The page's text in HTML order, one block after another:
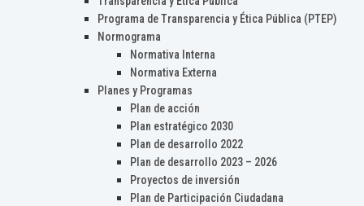
Programa de Transparencia y Ética Pública (PTEP)
Normograma
Normativa Interna
Normativa Externa
Planes y Programas
Plan de acción
Plan estratégico 2030
Plan de desarrollo 2022
Plan de desarrollo 2023 – 2026
Proyectos de inversión
Plan de Participación Ciudadana